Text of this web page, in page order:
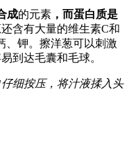
成的元素 ，而蛋白质是
含有大量的维生素C和
、钾。擦洋葱可以刺激
到达毛囊和毛球。
细按压，将汁液揉入头